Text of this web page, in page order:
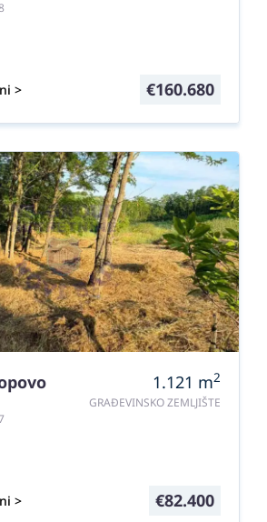
> €160.680
1.121 m2
GRAĐEVINSKO ZEMLJIŠTE
> €82.400